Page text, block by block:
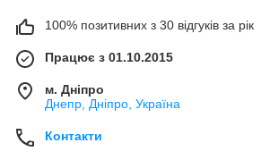
100% позитивних з 30 відгуків за рік
Працює з 01.10.2015
м. Дніпро
Днепр, Дніпро, Україна
Контакти